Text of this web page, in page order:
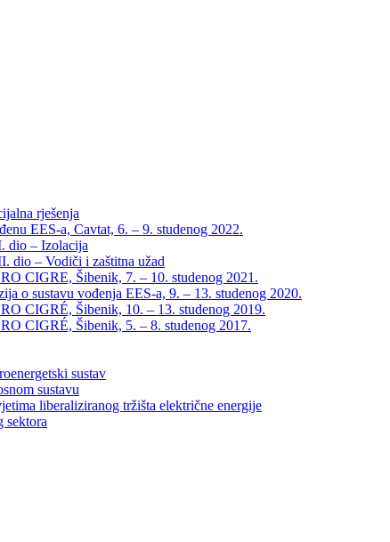
rješenja
EES-a, Cavtat, 6. – 9. studenog 2022.
dio – Izolacija
dio – Vodiči i zaštitna užad
CIGRE, Šibenik, 7. – 10. studenog 2021.
o sustavu vođenja EES-a, 9. – 13. studenog 2020.
CIGRÉ, Šibenik, 10. – 13. studenog 2019.
CIGRÉ, Šibenik, 5. – 8. studenog 2017.
sustav
sustavu
liberaliziranog tržišta električne energije
sektora